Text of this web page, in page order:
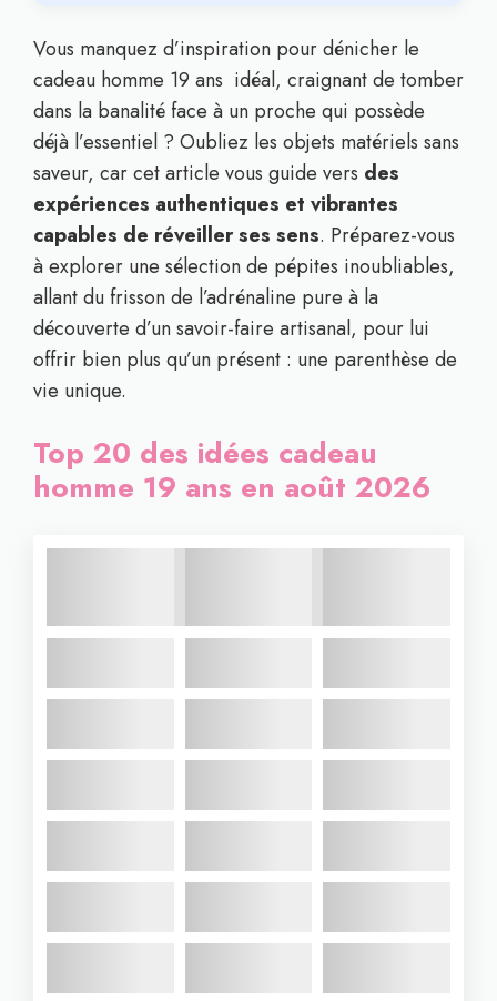
Vous manquez d’inspiration pour dénicher le
cadeau homme 19 ans idéal, craignant de tomber
dans la banalité face à un proche qui possède
déjà l’essentiel ? Oubliez les objets matériels sans
saveur, car cet article vous guide vers des
expériences authentiques et vibrantes
capables de réveiller ses sens. Préparez-vous
à explorer une sélection de pépites inoubliables,
allant du frisson de l’adrénaline pure à la
découverte d’un savoir-faire artisanal, pour lui
offrir bien plus qu’un présent : une parenthèse de
vie unique.
Top 20 des idées cadeau
homme 19 ans en août 2026